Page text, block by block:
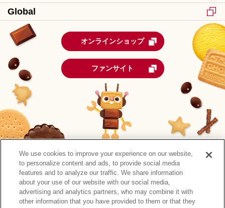
Global
オンラインショップ
ファンサイト
We use cookies to improve your experience on our website,
to personalize content and ads, to provide social media
features and to analyze our traffic. We share information
about your use of our website with our social media,
advertising and analytics partners, who may combine it with
other information that you have provided to them or that they